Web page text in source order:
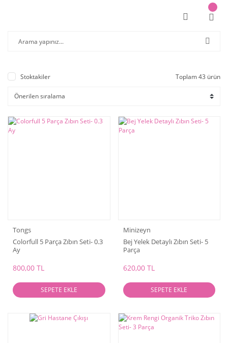
Stoktakiler Toplam 43 ürün
Tongs
Colorfull 5 Parça Zıbın Seti- 0.3
Ay
800,00 TL
SEPETE EKLE
Minizeyn
Bej Yelek Detaylı Zıbın Seti- 5
Parça
620,00 TL
SEPETE EKLE